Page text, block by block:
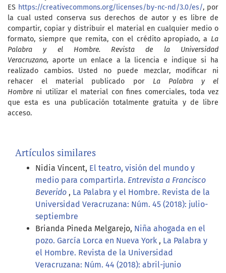
ES https://creativecommons.org/licenses/by-nc-nd/3.0/es/, por
la cual usted conserva sus derechos de autor y es libre de
compartir, copiar y distribuir el material en cualquier medio o
formato, siempre que remita, con el crédito apropiado, a La
Palabra y el Hombre. Revista de la Universidad
Veracruzana, aporte un enlace a la licencia e indique si ha
realizado cambios. Usted no puede mezclar, modificar ni
rehacer el material publicado por La Palabra y el
Hombre ni utilizar el material con fines comerciales, toda vez
que esta es una publicación totalmente gratuita y de libre
acceso.
Artículos similares
Nidia Vincent, El teatro, visión del mundo y
medio para compartirla. Entrevista a Francisco
Beverido , La Palabra y el Hombre. Revista de la
Universidad Veracruzana: Núm. 45 (2018): julio-
septiembre
Brianda Pineda Melgarejo, Niña ahogada en el
pozo. García Lorca en Nueva York , La Palabra y
el Hombre. Revista de la Universidad
Veracruzana: Núm. 44 (2018): abril-junio